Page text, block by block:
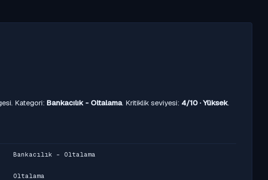
Kategori: Bankacılık - Oltalama. Kritiklik seviyesi: 4/10 · Yüksek.
Bankacılık - Oltalama
Oltalama